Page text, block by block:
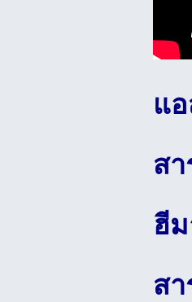
แ
ส
ฮี
ส